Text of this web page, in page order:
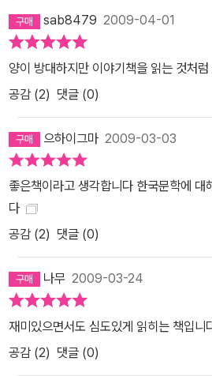
sab8479 2009-04-01
양이 방대하지만 이야기책을 읽는 것처
공감 (2) 댓글 (0)
으하이그마 2009-03-03
좋은책이라고 생각합니다 한국문학에 대
다
공감 (2) 댓글 (0)
나무 2009-03-24
재미있으면서도 심도있게 읽히는 책입니
공감 (2) 댓글 (0)